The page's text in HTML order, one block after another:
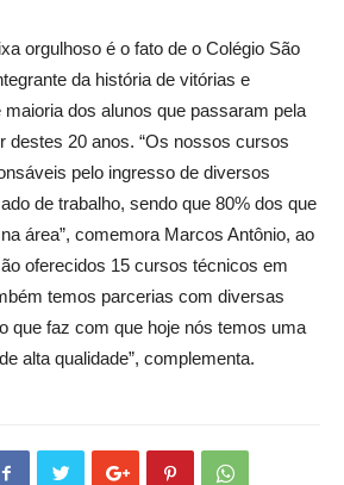
orgulhoso é o fato de o Colégio São
da história de vitórias e
dos alunos que passaram pela
destes 20 anos. “Os nossos cursos
pelo ingresso de diversos
de trabalho, sendo que 80% dos que
área”, comemora Marcos Antônio, ao
oferecidos 15 cursos técnicos em
temos parcerias com diversas
que faz com que hoje nós temos uma
alta qualidade”, complementa.